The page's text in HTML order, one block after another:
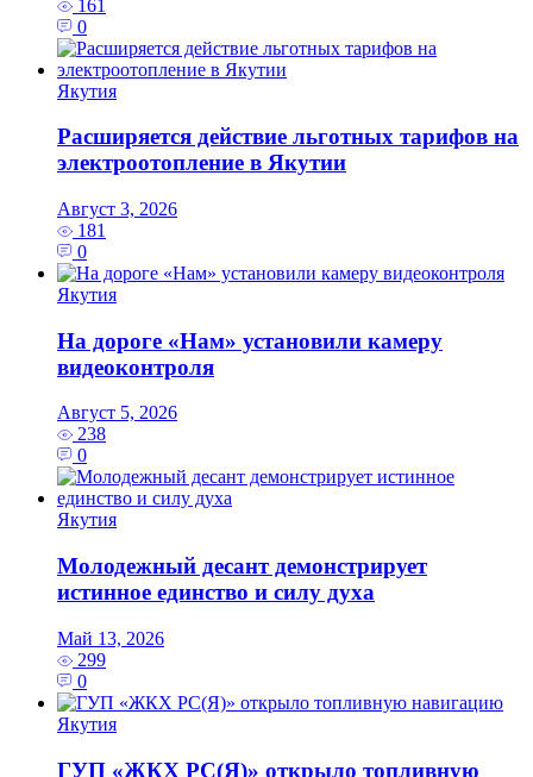
161
0
Якутия
Расширяется действие льготных тарифов на
электроотопление в Якутии
Август 3, 2026
181
0
Якутия
На дороге «Нам» установили камеру
видеоконтроля
Август 5, 2026
238
0
Якутия
Молодежный десант демонстрирует
истинное единство и силу духа
Май 13, 2026
299
0
Якутия
ГУП «ЖКХ РС(Я)» открыло топливную